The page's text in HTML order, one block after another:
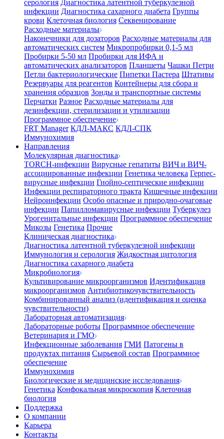
серология Диагностика латентной туберкулезной
инфекции Диагностика сахарного диабета Группы
крови Клеточная биология Секвенирование
Расходные материалы
Наконечники для дозаторов Расходные материалы для
автоматических систем Микропробирки 0,1-5 мл
Пробирки 5-50 мл Пробирки для ИФА и
автоматических анализаторов Планшеты Чашки Петри
Петли бактериологические Пипетки Пастера Штативы
Резервуары для реагентов Контейнеры для сбора и
хранения образцов Зонды и транспортные системы
Перчатки Разное Расходные материалы для
дезинфекции, стерилизации и утилизации
Программное обеспечение
FRT Manager КДЛ-МАКС КДЛ-СПК
Иммунохимия
Направления
Молекулярная диагностика
TORCH-инфекции Вирусные гепатиты ВИЧ и ВИЧ-
ассоциированные инфекции Генетика человека Герпес-
вирусные инфекции Гнойно-септические инфекции
Инфекции респираторного тракта Кишечные инфекции
Нейроинфекции Особо опасные и природно-очаговые
инфекции Папилломавирусные инфекции Туберкулез
Урогенитальные инфекции Программное обеспечение
Микозы Генетика Прочие
Клиническая диагностика
Диагностика латентной туберкулезной инфекции
Иммунология и серология Жидкостная цитология
Диагностика сахарного диабета
Микробиология
Культивирование микроорганизмов Идентификация
микроорганизмов Антибиотикочувствительность
Комбинированный анализ (идентификация и оценка
чувствительности)
Лабораторная автоматизация
Лабораторные роботы Программное обеспечение
Ветеринария и ГМО
Инфекционные заболевания ГМИ Патогены в
продуктах питания Сырьевой состав Программное
обеспечение
Иммунохимия
Биологические и медицинские исследования
Генетика Конфокальная микроскопия Клеточная
биология
Поддержка
О компании
Карьера
Контакты